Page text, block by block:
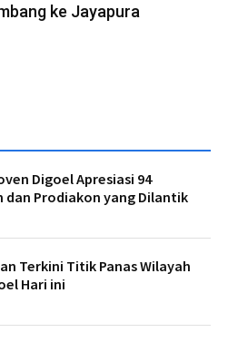
ke Jayapura
Digoel Apresiasi 94
dan Prodiakon yang Dilantik
Terkini Titik Panas Wilayah
Hari ini